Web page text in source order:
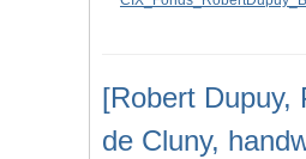
[Robert Dupuy,
de Cluny,